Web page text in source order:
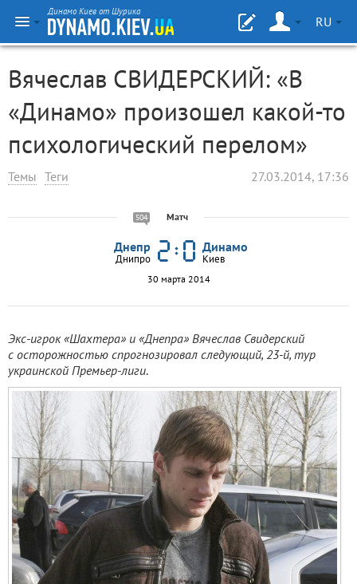
Динамо Киев от Шурика
RU
Вячеслав СВИДЕРСКИЙ: «В
«Динамо» произошел какой-то
психологический перелом»
Темы Теги 27.03.2014, 17:36
504 Матч
Днепр
Днипро
Динамо
Киев
30 марта 2014
Экс-игрок «Шахтера» и «Днепра» Вячеслав Свидерский
с осторожностью спрогнозировал следующий, 23-й, тур
украинской Премьер-лиги.